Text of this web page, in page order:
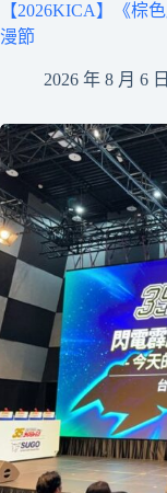
【2026KICA】《棕
漫節
2026 年 8 月 6 日